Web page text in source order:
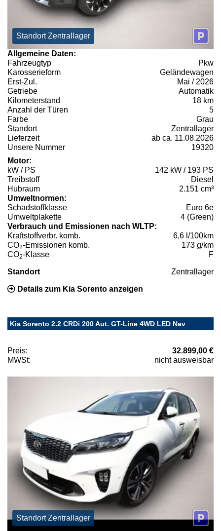
Standort Zentrallager
Allgemeine Daten:
Fahrzeugtyp
Pkw
Karosserieform
Geländewagen
Erst-Zul.
Mai / 2026
Getriebe
Automatik
Kilometerstand
18 km
Anzahl der Türen
5
Farbe
Grau
Standort
Zentrallager
Lieferzeit
ab ca. 11.08.2026
Unsere Nummer
19320
Motor:
kW / PS
142 kW / 193 PS
Treibstoff
Diesel
Hubraum
2.151 cm³
Umweltnormen:
Schadstoffklasse
Euro 6e
Umweltplakette
4 (Green)
Verbrauch und Emissionen nach WLTP:
Kraftstoffverbr. komb.
6,6 l/100km
CO2-Emissionen komb.
173 g/km
CO2-Klasse F
Standort Zentrallager
Details zum Kia Sorento anzeigen
Kia Sorento 2.2 CRDi 200 Aut. GT-Line 4WD LED Nav
Preis:
32.899,00 €
MWSt:
nicht ausweisbar
Standort Zentrallager